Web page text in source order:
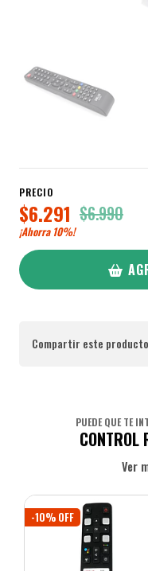
PRECIO
$6.291 $6.990
¡Ahorra 10%!
Compartir este producto
PUEDE QUE TE
CONTROL
Ver
-10% OFF